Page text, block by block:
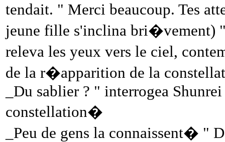
tendait. " Merci beaucoup. Tes
jeune fille s'inclina
releva les yeux vers le ciel,
de la r�apparition de la
_Du sablier ? " interrogea
constellation�
_Peu de gens la connaissent� "